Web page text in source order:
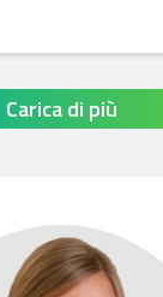
Carica di più